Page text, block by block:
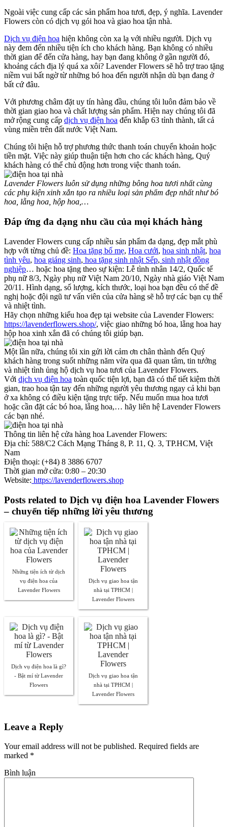
Ngoài việc cung cấp các sản phẩm hoa tươi, đẹp, ý nghĩa. Lavender
Flowers còn có dịch vụ gói hoa và giao hoa tận nhà.
Dịch vụ điện hoa hiện không còn xa lạ với nhiều người. Dịch vụ
này đem đến nhiều tiện ích cho khách hàng. Bạn không có nhiều
thời gian để đến cửa hàng, hay bạn đang không ở gần người đó,
khoảng cách địa lý quá xa xôi? Lavender Flowers sẽ hỗ trợ trao tặng
niềm vui bất ngờ từ những bó hoa đến người nhận dù bạn đang ở
bất cứ đâu.
Với phương châm đặt uy tín hàng đầu, chúng tôi luôn đảm bảo về
thời gian giao hoa và chất lượng sản phẩm. Hiện nay chúng tôi đã
mở rộng cung cấp dịch vụ điện hoa đến khắp 63 tỉnh thành, tất cả
vùng miền trên đất nước Việt Nam.
Chúng tôi hiện hỗ trợ phương thức thanh toán chuyển khoản hoặc
tiền mặt. Việc này giúp thuận tiện hơn cho các khách hàng, Quý
khách hàng có thể chủ động hơn trong việc thanh toán.
Lavender Flowers luôn sử dụng những bông hoa tươi nhất cùng
các phụ kiện xinh xắn tạo ra nhiều loại sản phẩm đẹp nhất như bó
hoa, lẵng hoa, hộp hoa,…
Đáp ứng đa dạng nhu cầu của mọi khách hàng
Lavender Flowers cung cấp nhiều sản phẩm đa dạng, đẹp mắt phù
hợp với từng chủ đề: Hoa tặng bố mẹ, Hoa cưới, hoa sinh nhật, hoa
tình yêu, hoa giáng sinh, hoa tặng sinh nhật Sếp, sinh nhật đồng
nghiệp… hoặc hoa tặng theo sự kiện: Lễ tình nhân 14/2, Quốc tế
phụ nữ 8/3, Ngày phụ nữ Việt Nam 20/10, Ngày nhà giáo Việt Nam
20/11. Hình dạng, số lượng, kích thước, loại hoa bạn đều có thể đề
nghị hoặc đội ngũ tư vấn viên của cửa hàng sẽ hỗ trợ các bạn cụ thể
và nhiệt tình.
Hãy chọn những kiểu hoa đẹp tại website của Lavender Flowers:
https://lavenderflowers.shop/, việc giao những bó hoa, lẵng hoa hay
hộp hoa xinh xắn đã có chúng tôi giúp bạn.
Một lần nữa, chúng tôi xin gửi lời cảm ơn chân thành đến Quý
khách hàng trong suốt những năm vừa qua đã quan tâm, tin tưởng
và nhiệt tình ủng hộ dịch vụ hoa tươi của Lavender Flowers.
Với dịch vụ điện hoa toàn quốc tiện lợi, bạn đã có thể tiết kiệm thời
gian, trao hoa tận tay đến những người yêu thương ngay cả khi bạn
ở xa không có điều kiện tặng trực tiếp. Nếu muốn mua hoa tươi
hoặc cần đặt các bó hoa, lẵng hoa,… hãy liên hệ Lavender Flowers
các bạn nhé.
Thông tin liên hệ cửa hàng hoa Lavender Flowers:
Địa chỉ: 588/C2 Cách Mạng Tháng 8, P. 11, Q. 3, TP.HCM, Việt
Nam
Điện thoại: (+84) 8 3886 6707
Thời gian mở cửa: 0:80 – 20:30
Website: https://lavenderflowers.shop
Posts related to Dịch vụ điện hoa Lavender Flowers
– chuyển tiếp những lời yêu thương
Những tiện ích từ dịch
vụ điện hoa của
Lavender Flowers
Dịch vụ giao hoa tận
nhà tại TPHCM |
Lavender Flowers
Dịch vụ điện hoa là gì?
- Bật mí từ Lavender
Flowers
Dịch vụ giao hoa tận
nhà tại TPHCM |
Lavender Flowers
Leave a Reply
Your email address will not be published. Required fields are
marked *
Bình luận